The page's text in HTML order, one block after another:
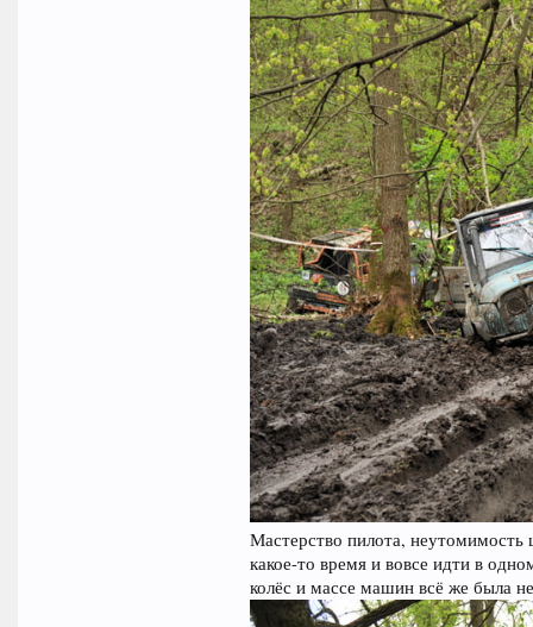
Мастерство пилота,
какое-то время и вовсе идти в
колёс и массе машин всё же была